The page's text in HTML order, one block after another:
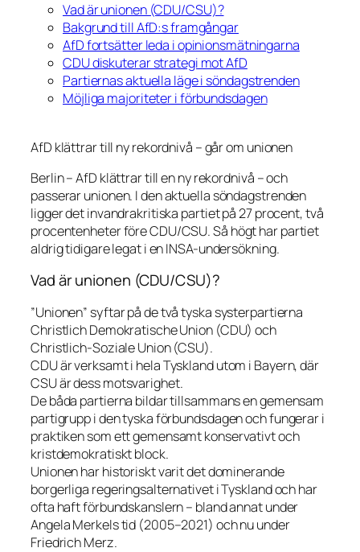
Vad är unionen (CDU/CSU)?
Bakgrund till AfD:s framgångar
AfD fortsätter leda i opinionsmätningarna
CDU diskuterar strategi mot AfD
Partiernas aktuella läge i söndagstrenden
Möjliga majoriteter i förbundsdagen
AfD klättrar till ny rekordnivå – går om unionen
Berlin – AfD klättrar till en ny rekordnivå – och
passerar unionen. I den aktuella söndagstrenden
ligger det invandrakritiska partiet på 27 procent, två
procentenheter före CDU/CSU. Så högt har partiet
aldrig tidigare legat i en INSA-undersökning.
Vad är unionen (CDU/CSU)?
”Unionen” syftar på de två tyska systerpartierna
Christlich Demokratische Union (CDU) och
Christlich-Soziale Union (CSU).
CDU är verksamt i hela Tyskland utom i Bayern, där
CSU är dess motsvarighet.
De båda partierna bildar tillsammans en gemensam
partigrupp i den tyska förbundsdagen och fungerar i
praktiken som ett gemensamt konservativt och
kristdemokratiskt block.
Unionen har historiskt varit det dominerande
borgerliga regeringsalternativet i Tyskland och har
ofta haft förbundskanslern – bland annat under
Angela Merkels tid (2005–2021) och nu under
Friedrich Merz.